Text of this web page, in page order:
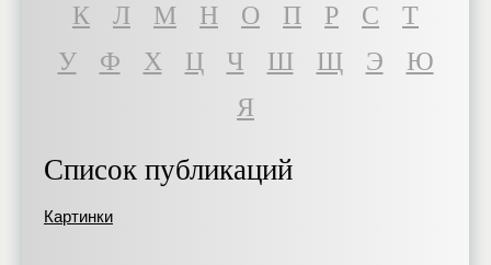
К
Л М Н О П Р С
Т
У
Ф Х Ц Ч Ш Щ Э
Ю
Я
Список публикаций
Картинки